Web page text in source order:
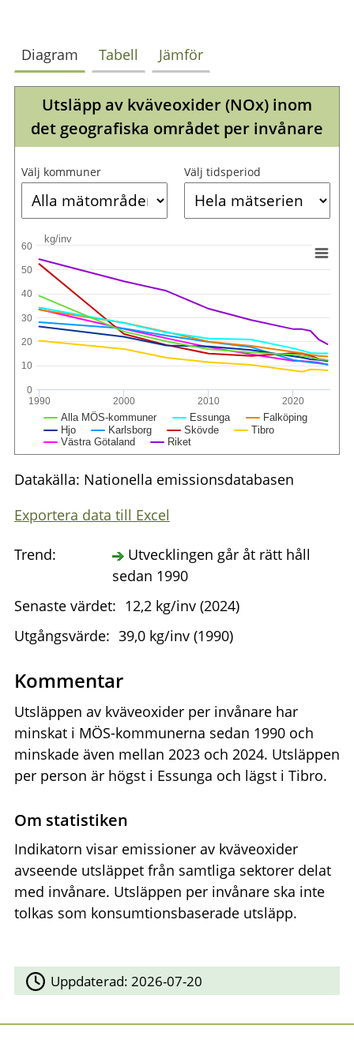
Diagram Tabell Jämför
Utsläpp av kväveoxider (NOx) inom
det geografiska området per invånare
Välj kommuner Välj tidsperiod
kg/inv
Alla MÖS-kommuner Essunga
Falköping
Hjo
Karlsborg Skövde
Tibro
Västra Götaland
Riket
1990 2000 2010 2020
0
10
20
30
40
50
60
Datakälla: Nationella emissionsdatabasen
Exportera data till Excel
Trend:
Utvecklingen går åt rätt håll
sedan 1990
Senaste värdet: 12,2 kg/inv (2024)
Utgångsvärde: 39,0 kg/inv (1990)
Kommentar
Utsläppen av kväveoxider per invånare har
minskat i MÖS-kommunerna sedan 1990 och
minskade även mellan 2023 och 2024. Utsläppen
per person är högst i Essunga och lägst i Tibro.
Om statistiken
Indikatorn visar emissioner av kväveoxider
avseende utsläppet från samtliga sektorer delat
med invånare. Utsläppen per invånare ska inte
tolkas som konsumtionsbaserade utsläpp.
Uppdaterad: 2026-07-20